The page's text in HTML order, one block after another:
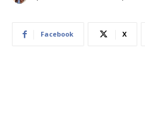
Facebook X